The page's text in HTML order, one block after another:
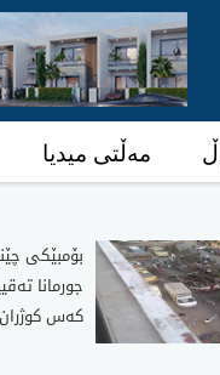
مەڵتی میدیا
بۆمبێکی
جورمانا
کەس کوژران